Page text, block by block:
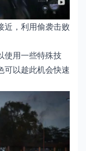
近，利用偷袭击败
使用一些特殊技
可以趁此机会快速